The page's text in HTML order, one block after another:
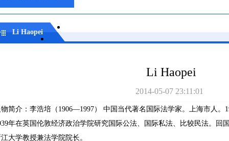
Li Haopei
Li Haopei
2014-05-07 23:11:01
简介：李浩培（1906—1997） 中国当代著名国际法学家。上海市人。
年在英国伦敦经济政治学院研究国际公法、国际私法、比较民法。回
大学教授兼法学院院长。